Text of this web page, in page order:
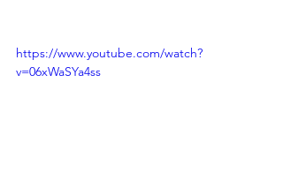
https://www.youtube.com/watch?
v=06xWaSYa4ss